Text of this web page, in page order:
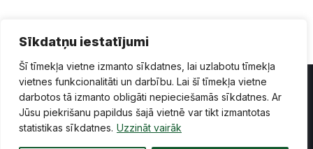
Sīkdatņu iestatījumi
Šī tīmekļa vietne izmanto sīkdatnes, lai uzlabotu tīmekļa
vietnes funkcionalitāti un darbību. Lai šī tīmekļa vietne
darbotos tā izmanto obligāti nepieciešamās sīkdatnes. Ar
Jūsu piekrišanu papildus šajā vietnē var tikt izmantotas
statistikas sīkdatnes. Uzzināt vairāk
Privātuma politika Piekļūstamība
Lapas karte